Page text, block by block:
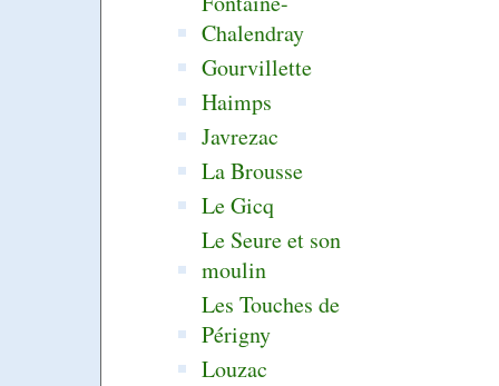
Chalendray
Gourvillette
Haimps
Javrezac
La Brousse
Le Gicq
Le Seure et son
moulin
Les Touches de
Périgny
Louzac